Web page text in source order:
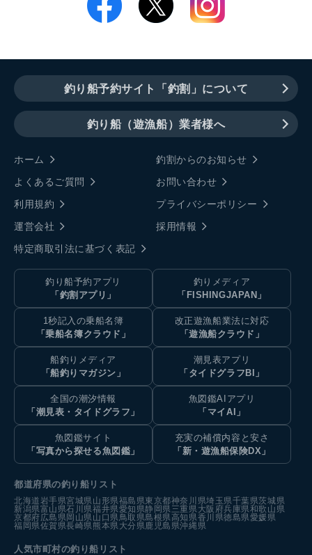
釣り船予約サイト「釣割」について
釣り船（遊漁船）業者様へ
ホーム
釣割からのお知らせ
よくあるご質問
お問い合わせ
利用規約
プライバシーポリシー
運営会社
採用情報
特定商取引法に基づく表記
釣り船予約アプリ
「釣割アプリ」
釣りメディア
「FISHINGJAPAN」
1秒記入の乗船名簿
「乗船名簿クラウド」
改正遊漁船業法に対応
「遊漁船クラウド」
船釣りメディア
「船釣りマガジン」
潮見表アプリ
「タイドグラフBI」
全国の潮汐情報
「潮見表・タイドグラフ」
魚図鑑AIアプリ
「マイAI」
魚図鑑サイト
「写真から探せる魚図鑑」
充実の補償内容と安さ
「新・遊漁船保険DX」
都道府県の釣り船リスト
北海道 岩手県宮城県 山形県福島県東京都神奈川県埼玉県千葉県茨城県
新潟県富山県石川県福井県愛知県静岡県 三重県 大阪府兵庫県和歌山県
京都府広島県岡山県 山口県 鳥取県島根県高知県香川県徳島県愛媛県
福岡県佐賀県長崎県 熊本県 大分県 鹿児島県沖縄県
人気市町村の釣り船リスト